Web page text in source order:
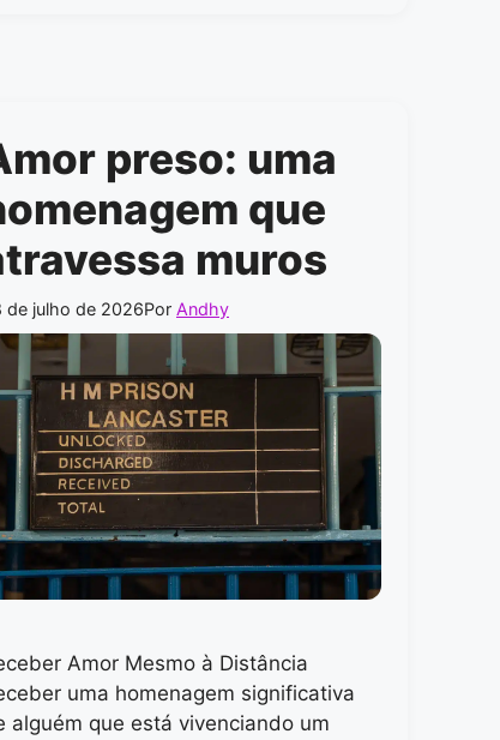
preso: uma
que
muros
de julho de 2026Por Andhy
Amor Mesmo à Distância
uma homenagem significativa
alguém que está vivenciando um